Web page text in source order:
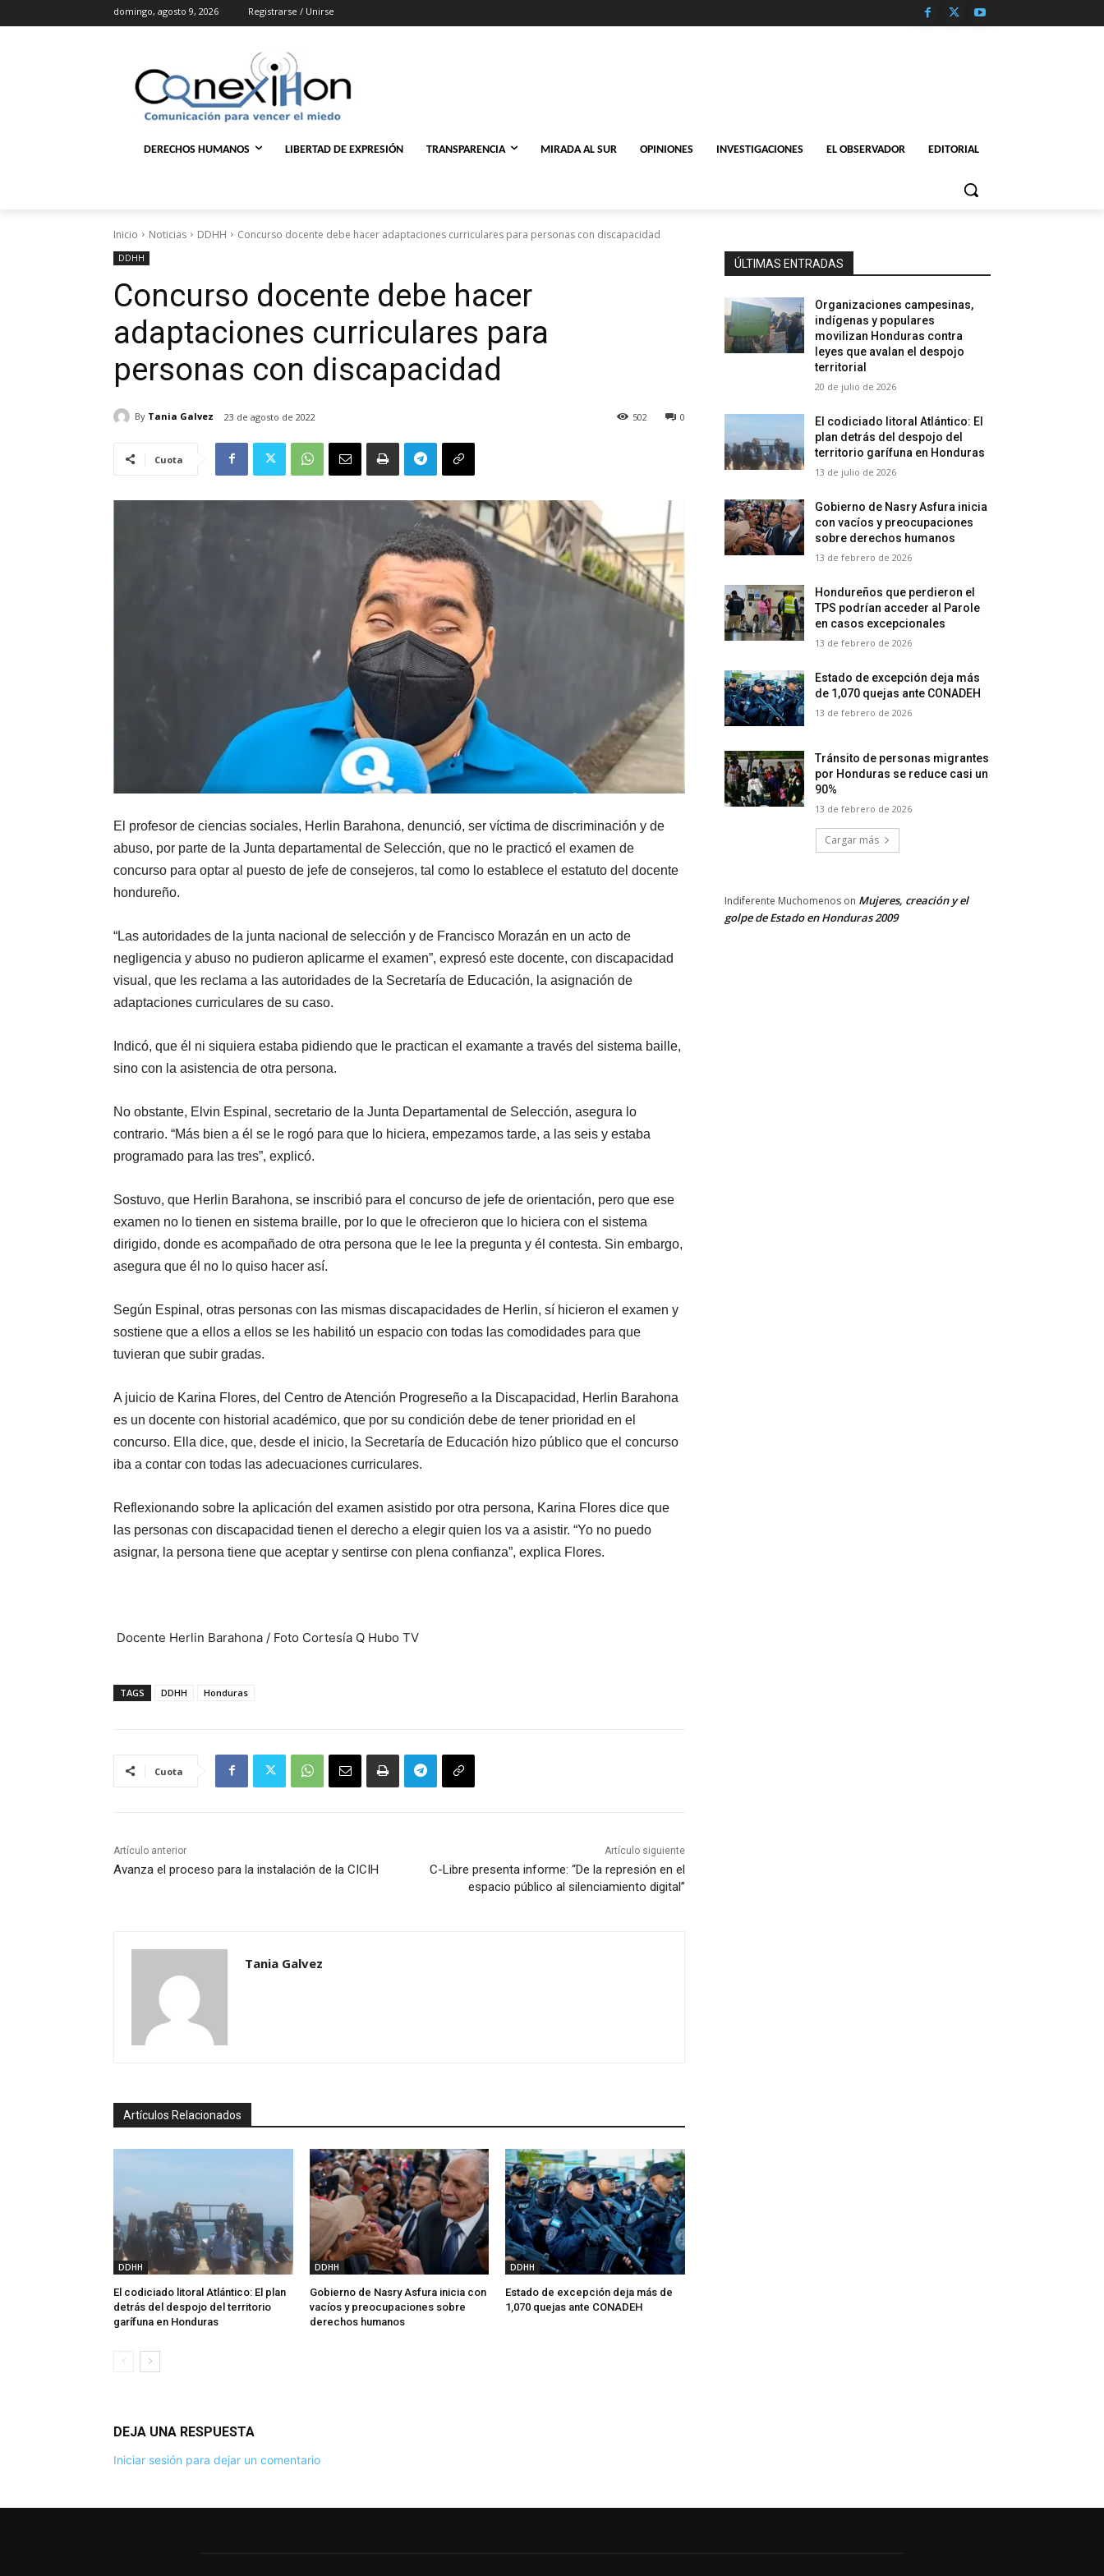
domingo, agosto 9, 2026 Registrarse / Unirse
DERECHOS HUMANOS LIBERTAD DE EXPRESIÓN TRANSPARENCIA MIRADA AL SUR OPINIONES INVESTIGACIONES EL OBSERVADOR EDITORIAL
Inicio Noticias DDHH Concurso docente debe hacer adaptaciones curriculares para personas con discapacidad
DDHH
Concurso docente debe hacer
adaptaciones curriculares para
personas con discapacidad
By Tania Galvez 23 de agosto de 2022 0
502
Cuota
El profesor de ciencias sociales, Herlin Barahona, denunció, ser víctima de discriminación y de
abuso, por parte de la Junta departamental de Selección, que no le practicó el examen de
concurso para optar al puesto de jefe de consejeros, tal como lo establece el estatuto del docente
hondureño.
“Las autoridades de la junta nacional de selección y de Francisco Morazán en un acto de
negligencia y abuso no pudieron aplicarme el examen”, expresó este docente, con discapacidad
visual, que les reclama a las autoridades de la Secretaría de Educación, la asignación de
adaptaciones curriculares de su caso.
Indicó, que él ni siquiera estaba pidiendo que le practican el examante a través del sistema baille,
sino con la asistencia de otra persona.
No obstante, Elvin Espinal, secretario de la Junta Departamental de Selección, asegura lo
contrario. “Más bien a él se le rogó para que lo hiciera, empezamos tarde, a las seis y estaba
programado para las tres”, explicó.
Sostuvo, que Herlin Barahona, se inscribió para el concurso de jefe de orientación, pero que ese
examen no lo tienen en sistema braille, por lo que le ofrecieron que lo hiciera con el sistema
dirigido, donde es acompañado de otra persona que le lee la pregunta y él contesta. Sin embargo,
asegura que él no lo quiso hacer así.
Según Espinal, otras personas con las mismas discapacidades de Herlin, sí hicieron el examen y
sostiene que a ellos a ellos se les habilitó un espacio con todas las comodidades para que
tuvieran que subir gradas.
A juicio de Karina Flores, del Centro de Atención Progreseño a la Discapacidad, Herlin Barahona
es un docente con historial académico, que por su condición debe de tener prioridad en el
concurso. Ella dice, que, desde el inicio, la Secretaría de Educación hizo público que el concurso
iba a contar con todas las adecuaciones curriculares.
Reflexionando sobre la aplicación del examen asistido por otra persona, Karina Flores dice que
las personas con discapacidad tienen el derecho a elegir quien los va a asistir. “Yo no puedo
asignar, la persona tiene que aceptar y sentirse con plena confianza”, explica Flores.
Docente Herlin Barahona / Foto Cortesía Q Hubo TV
TAGS DDHH Honduras
Cuota
Artículo anterior
Avanza el proceso para la instalación de la CICIH
Artículo siguiente
C-Libre presenta informe: “De la represión en el
espacio público al silenciamiento digital”
Tania Galvez
Artículos Relacionados
DDHH
El codiciado litoral Atlántico: El plan
detrás del despojo del territorio
garífuna en Honduras
DDHH
Gobierno de Nasry Asfura inicia con
vacíos y preocupaciones sobre
derechos humanos
DDHH
Estado de excepción deja más de
1,070 quejas ante CONADEH
DEJA UNA RESPUESTA
Iniciar sesión para dejar un comentario
ÚLTIMAS ENTRADAS
Organizaciones campesinas,
indígenas y populares
movilizan Honduras contra
leyes que avalan el despojo
territorial
20 de julio de 2026
El codiciado litoral Atlántico: El
plan detrás del despojo del
territorio garífuna en Honduras
13 de julio de 2026
Gobierno de Nasry Asfura inicia
con vacíos y preocupaciones
sobre derechos humanos
13 de febrero de 2026
Hondureños que perdieron el
TPS podrían acceder al Parole
en casos excepcionales
13 de febrero de 2026
Estado de excepción deja más
de 1,070 quejas ante CONADEH
13 de febrero de 2026
Tránsito de personas migrantes
por Honduras se reduce casi un
90%
13 de febrero de 2026
Cargar más
Indiferente Muchomenos on Mujeres, creación y el
golpe de Estado en Honduras 2009